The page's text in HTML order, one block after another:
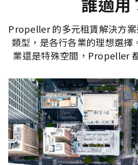
Propeller 的多元租賃解決方
類型，是各行各業的理想選擇
業還是特殊空間，Propeller